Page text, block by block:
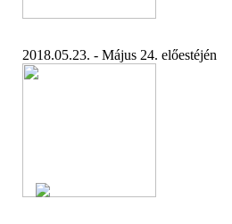
2018.05.23. - Május 24. előestéjén